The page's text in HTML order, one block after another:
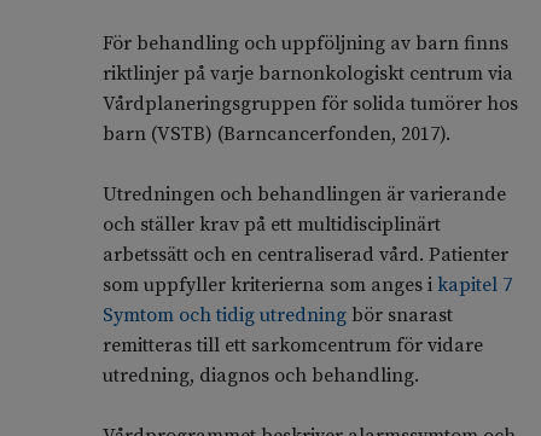
För behandling och uppföljning av barn finns
riktlinjer på varje barnonkologiskt centrum via
Vårdplaneringsgruppen för solida tumörer hos
barn (VSTB) (Barncancerfonden, 2017).
Utredningen och behandlingen är varierande
och ställer krav på ett multidisciplinärt
arbetssätt och en centraliserad vård. Patienter
som uppfyller kriterierna som anges i kapitel 7
Symtom och tidig utredningbör snarast
remitteras till ett sarkomcentrum för vidare
utredning, diagnos och behandling.